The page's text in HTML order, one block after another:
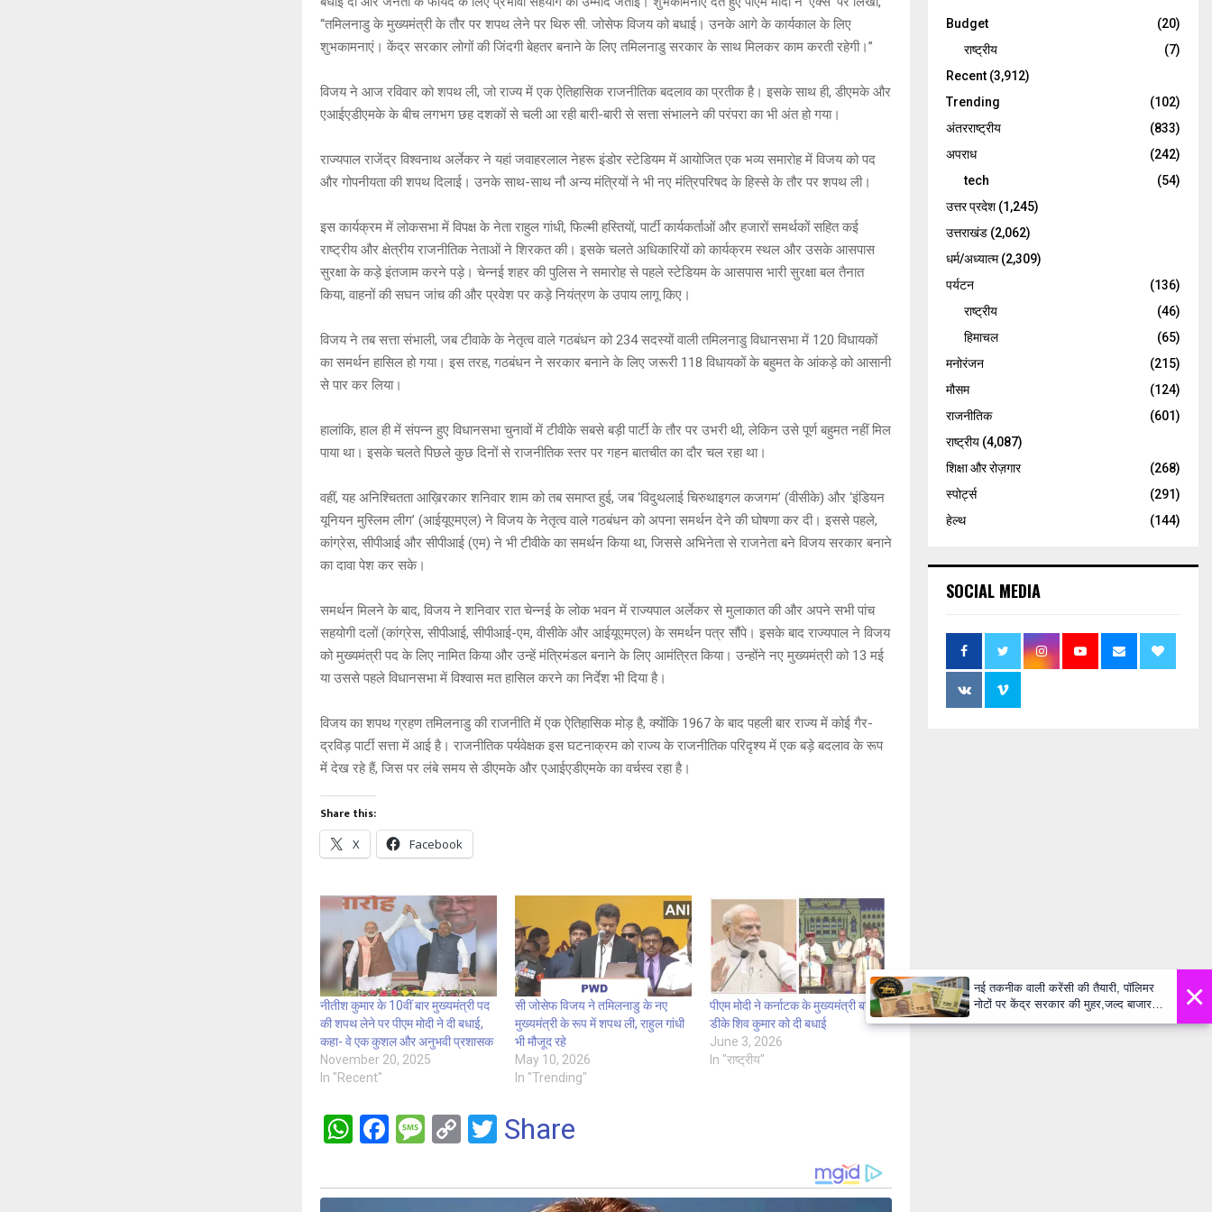
s
A
p
p
b
o
o
k
a
g
e
Li
n
k
er
“तमिलनाडु के मुख्यमंत्री के तौर पर शपथ लेने पर थिरु सी. जोसेफ विजय को बधाई। उनके आगे के कार्यकाल के लिए
शुभकामनाएं। केंद्र सरकार लोगों की जिंदगी बेहतर बनाने के लिए तमिलनाडु सरकार के साथ मिलकर काम करती रहेगी।”
विजय ने आज रविवार को शपथ ली, जो राज्य में एक ऐतिहासिक राजनीतिक बदलाव का प्रतीक है। इसके साथ ही, डीएमके और
एआईएडीएमके के बीच लगभग छह दशकों से चली आ रही बारी-बारी से सत्ता संभालने की परंपरा का भी अंत हो गया।
राज्यपाल राजेंद्र विश्वनाथ अर्लेकर ने यहां जवाहरलाल नेहरू इंडोर स्टेडियम में आयोजित एक भव्य समारोह में विजय को पद
और गोपनीयता की शपथ दिलाई। उनके साथ-साथ नौ अन्य मंत्रियों ने भी नए मंत्रिपरिषद के हिस्से के तौर पर शपथ ली।
इस कार्यक्रम में लोकसभा में विपक्ष के नेता राहुल गांधी, फिल्मी हस्तियों, पार्टी कार्यकर्ताओं और हजारों समर्थकों सहित कई
राष्ट्रीय और क्षेत्रीय राजनीतिक नेताओं ने शिरकत की। इसके चलते अधिकारियों को कार्यक्रम स्थल और उसके आसपास
सुरक्षा के कड़े इंतजाम करने पड़े। चेन्नई शहर की पुलिस ने समारोह से पहले स्टेडियम के आसपास भारी सुरक्षा बल तैनात
किया, वाहनों की सघन जांच की और प्रवेश पर कड़े नियंत्रण के उपाय लागू किए।
विजय ने तब सत्ता संभाली, जब टीवाके के नेतृत्व वाले गठबंधन को 234 सदस्यों वाली तमिलनाडु विधानसभा में 120 विधायकों
का समर्थन हासिल हो गया। इस तरह, गठबंधन ने सरकार बनाने के लिए जरूरी 118 विधायकों के बहुमत के आंकड़े को आसानी
से पार कर लिया।
हालांकि, हाल ही में संपन्न हुए विधानसभा चुनावों में टीवीके सबसे बड़ी पार्टी के तौर पर उभरी थी, लेकिन उसे पूर्ण बहुमत नहीं मिल
पाया था। इसके चलते पिछले कुछ दिनों से राजनीतिक स्तर पर गहन बातचीत का दौर चल रहा था।
वहीं, यह अनिश्चितता आख़िरकार शनिवार शाम को तब समाप्त हुई, जब ‘विदुथलाई चिरुथाइगल कजगम’ (वीसीके) और ‘इंडियन
यूनियन मुस्लिम लीग’ (आईयूएमएल) ने विजय के नेतृत्व वाले गठबंधन को अपना समर्थन देने की घोषणा कर दी। इससे पहले,
कांग्रेस, सीपीआई और सीपीआई (एम) ने भी टीवीके का समर्थन किया था, जिससे अभिनेता से राजनेता बने विजय सरकार बनाने
का दावा पेश कर सके।
समर्थन मिलने के बाद, विजय ने शनिवार रात चेन्नई के लोक भवन में राज्यपाल अर्लेकर से मुलाकात की और अपने सभी पांच
सहयोगी दलों (कांग्रेस, सीपीआई, सीपीआई-एम, वीसीके और आईयूएमएल) के समर्थन पत्र सौंपे। इसके बाद राज्यपाल ने विजय
को मुख्यमंत्री पद के लिए नामित किया और उन्हें मंत्रिमंडल बनाने के लिए आमंत्रित किया। उन्होंने नए मुख्यमंत्री को 13 मई
या उससे पहले विधानसभा में विश्वास मत हासिल करने का निर्देश भी दिया है।
विजय का शपथ ग्रहण तमिलनाडु की राजनीति में एक ऐतिहासिक मोड़ है, क्योंकि 1967 के बाद पहली बार राज्य में कोई गैर-
द्रविड़ पार्टी सत्ता में आई है। राजनीतिक पर्यवेक्षक इस घटनाक्रम को राज्य के राजनीतिक परिदृश्य में एक बड़े बदलाव के रूप
में देख रहे हैं, जिस पर लंबे समय से डीएमके और एआईएडीएमके का वर्चस्व रहा है।
Share this:
X Facebook
नीतीश कुमार के 10वीं बार मुख्यमंत्री पद
की शपथ लेने पर पीएम मोदी ने दी बधाई,
कहा- वे एक कुशल और अनुभवी प्रशासक
November 20, 2025
In "Recent"
सी जोसेफ विजय ने तमिलनाडु के नए
मुख्यमंत्री के रूप में शपथ ली, राहुल गांधी
भी मौजूद रहे
May 10, 2026
In "Trending"
पीएम मोदी ने कर्नाटक के मुख्यमंत्री बने
डीके शिव कुमार को दी बधाई
June 3, 2026
In "राष्ट्रीय"
W
at
F
ce
M
s
C
py
T
tt
Share
Budget
(20)
राष्ट्रीय
(7)
Recent (3,912)
Trending
(102)
अंतरराष्ट्रीय
(833)
अपराध
(242)
tech
(54)
उत्तर प्रदेश(1,245)
उत्तराखंड (2,062)
धर्म/अध्यात्म(2,309)
पर्यटन
(136)
राष्ट्रीय
(46)
हिमाचल
(65)
मनोरंजन
(215)
मौसम
(124)
राजनीतिक
(601)
राष्ट्रीय (4,087)
शिक्षा और रोज़गार
(268)
स्पोर्ट्स
(291)
हेल्थ
(144)
SOCIAL MEDIA
×
नई तकनीक वाली करेंसी की तैयारी, पॉलिमर
नोटों पर केंद्र सरकार की मुहर,जल्द बाजार में
दिखेंगे प्लास्टिक के ₹10 और ₹20 के नोट -